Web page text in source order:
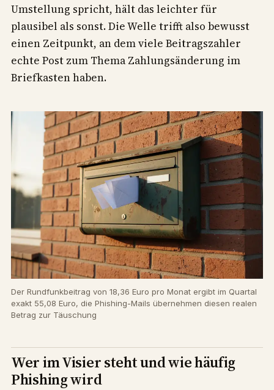
Umstellung spricht, hält das leichter für
plausibel als sonst. Die Welle trifft also bewusst
einen Zeitpunkt, an dem viele Beitragszahler
echte Post zum Thema Zahlungsänderung im
Briefkasten haben.
Der Rundfunkbeitrag von 18,36 Euro pro Monat ergibt im Quartal
exakt 55,08 Euro, die Phishing-Mails übernehmen diesen realen
Betrag zur Täuschung
Wer im Visier steht und wie häufig
Phishing wird